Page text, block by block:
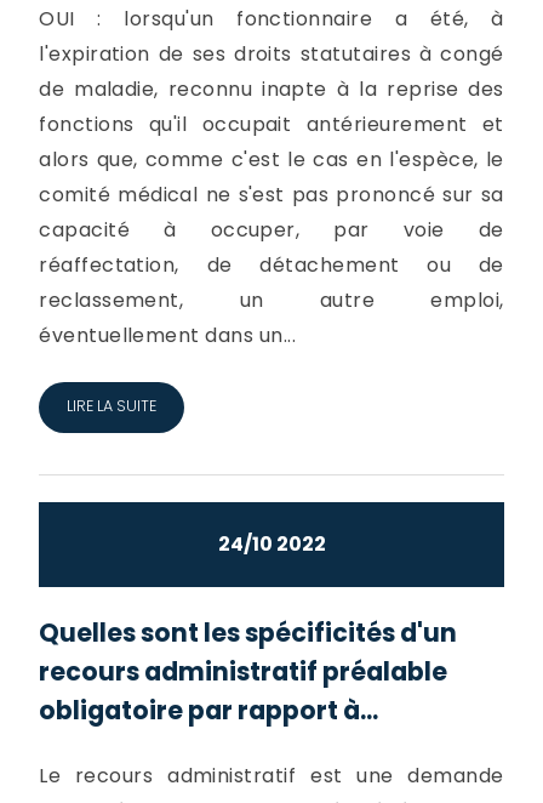
OUI : lorsqu'un fonctionnaire a été, à
l'expiration de ses droits statutaires à congé
de maladie, reconnu inapte à la reprise des
fonctions qu'il occupait antérieurement et
alors que, comme c'est le cas en l'espèce, le
comité médical ne s'est pas prononcé sur sa
capacité à occuper, par voie de
réaffectation, de détachement ou de
reclassement, un autre emploi,
éventuellement dans un...
LIRE LA SUITE
24/10 2022
Quelles sont les spécificités d'un
recours administratif préalable
obligatoire par rapport à...
Le recours administratif est une demande